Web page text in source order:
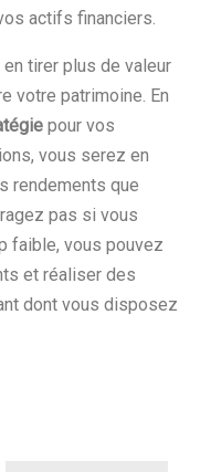
actifs financiers.
tirer plus de valeur
votre patrimoine. En
pour vos
vous serez en
rendements que
pas si vous
faible, vous pouvez
et réaliser des
dont vous disposez